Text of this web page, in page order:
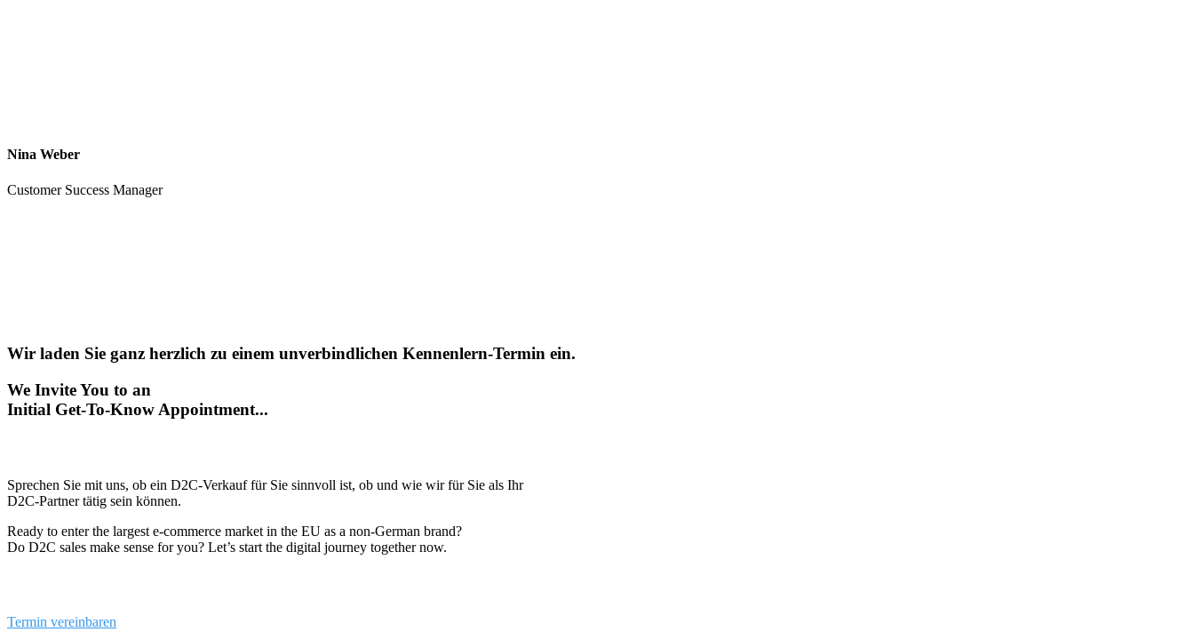
Nina Weber
Customer Success Manager
Wir laden Sie ganz herzlich zu einem unverbindlichen Kennenlern-Termin ein.
We Invite You to an
Initial Get-To-Know Appointment...
Sprechen Sie mit uns, ob ein D2C-Verkauf für Sie sinnvoll ist, ob und wie wir für Sie als Ihr
D2C-Partner tätig sein können.
Ready to enter the largest e-commerce market in the EU as a non-German brand?
Do D2C sales make sense for you? Let’s start the digital journey together now.
Termin vereinbaren